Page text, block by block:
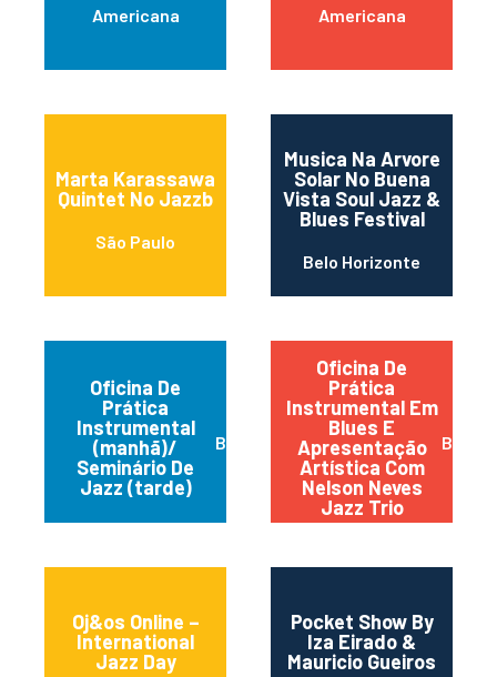
Americana Americana
Marta Karassawa
Quintet No Jazzb
São Paulo
Musica Na Arvore
Solar No Buena
Vista Soul Jazz &
Blues Festival
Belo Horizonte
Oficina De
Prática
Instrumental
(manhã)/
Seminário De
Jazz (tarde)
Belem
Oficina De
Prática
Instrumental Em
Blues E
Apresentação
Artística Com
Nelson Neves
Jazz Trio
Belem
Oj&os Online –
International
Jazz Day
Pocket Show By
Iza Eirado &
Mauricio Gueiros